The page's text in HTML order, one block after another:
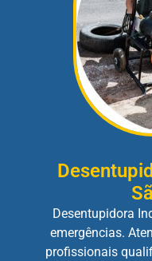
Desentupidora
emergências.
profissionais